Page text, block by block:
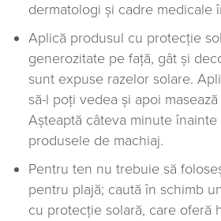
dermatologi și cadre medicale
Aplică produsul cu protecție
generozitate pe față, gât și
sunt expuse razelor solare.
să-l poți vedea și apoi
Așteaptă câteva minute înainte
produsele de machiaj.
Pentru ten nu trebuie să
pentru plajă; caută în schimb
cu protecție solară, care oferă